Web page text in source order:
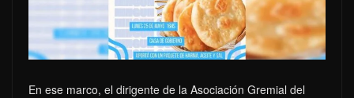
En ese marco, el dirigente de la Asociación Gremial del